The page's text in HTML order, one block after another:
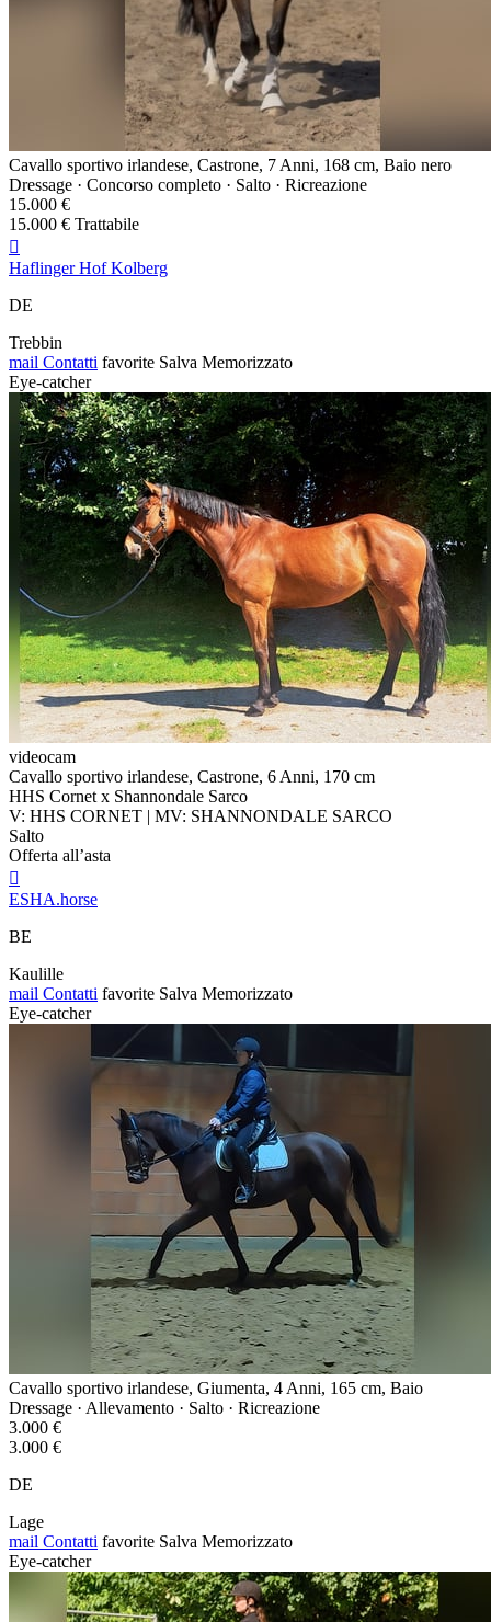
Cavallo sportivo irlandese, Castrone, 7 Anni, 168 cm, Baio nero
Dressage · Concorso completo · Salto · Ricreazione
15.000 €
15.000 € Trattabile

Haflinger Hof Kolberg
DE
Trebbin
mail Contatti favorite Salva Memorizzato
Eye-catcher
videocam
Cavallo sportivo irlandese, Castrone, 6 Anni, 170 cm
HHS Cornet x Shannondale Sarco
V: HHS CORNET | MV: SHANNONDALE SARCO
Salto
Offerta all’asta

ESHA.horse
BE
Kaulille
mail Contatti favorite Salva Memorizzato
Eye-catcher
Cavallo sportivo irlandese, Giumenta, 4 Anni, 165 cm, Baio
Dressage · Allevamento · Salto · Ricreazione
3.000 €
3.000 €
DE
Lage
mail Contatti favorite Salva Memorizzato
Eye-catcher